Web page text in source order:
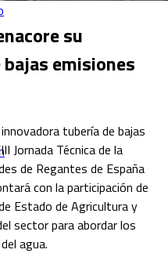
su
emisiones
tubería de bajas
Jornada Técnica de la
de Regantes de España
con la participación de
Estado de Agricultura y
sector para abordar los
agua.